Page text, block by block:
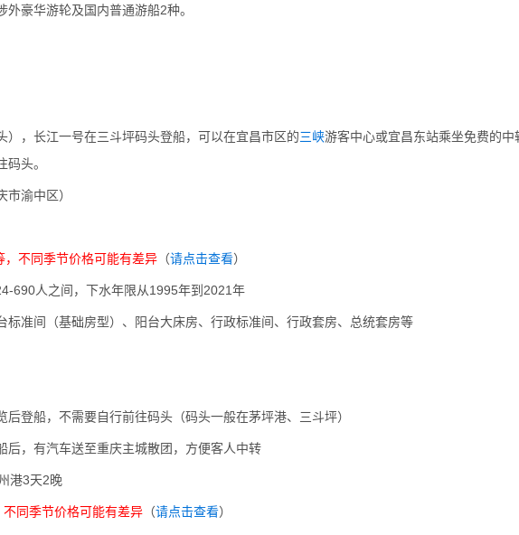
外豪华游轮及国内普通游船2种。
），长江一号在三斗坪码头登船，可以在宜昌市区的三峡游客中心或宜昌东站乘坐免费的中
头。
渝中区）
不同季节价格可能有差异 （请点击查看）
690人之间，下水年限从1995年到2021年
标准间（基础房型）、阳台大床房、行政标准间、行政套房、总统套房等
登船，不需要自行前往码头（码头一般在茅坪港、三斗坪）
后，有汽车送至重庆主城散团，方便客人中转
港3天2晚
同季节价格可能有差异 （请点击查看）